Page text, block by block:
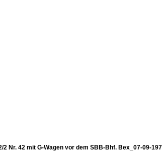
Nr. 42 mit G-Wagen vor dem SBB-Bhf. Bex_07-09-